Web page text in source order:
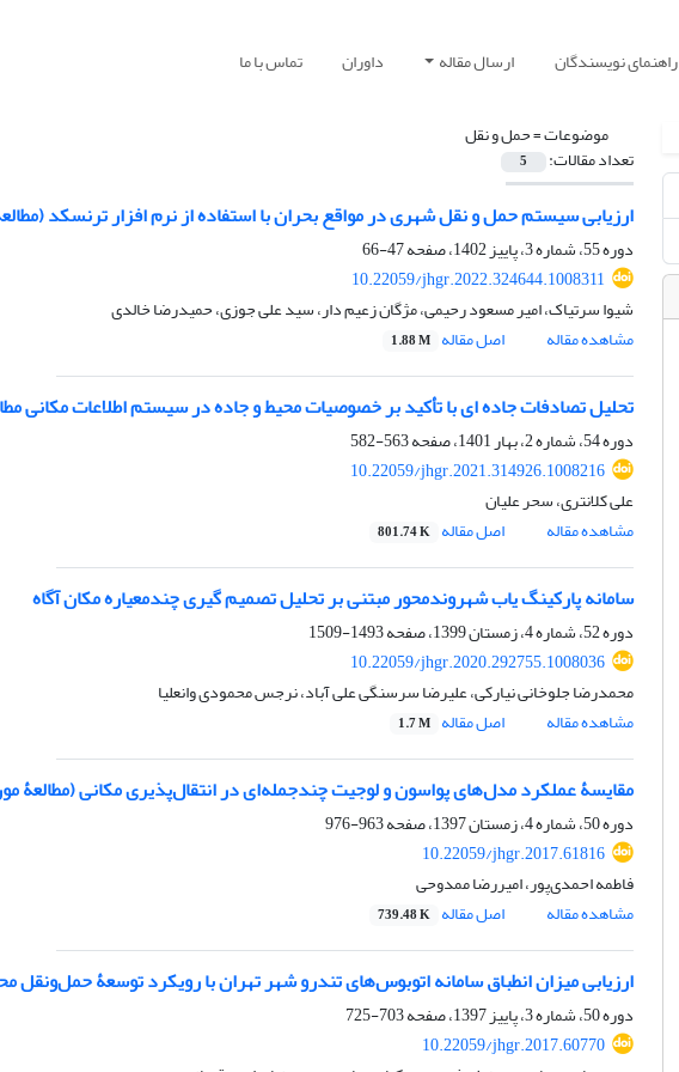
راهنمای نویسندگان ارسال مقاله داوران تماس با ما
موضوعات =حمل و نقل
تعداد مقالات: 5
ارزیابی سیستم حمل و نقل شهری در مواقع بحران با استفاده از نرم افزار ترنسکد
دوره 55، شماره 3، پاییز 1402، صفحه
47-66
10.22059/jhgr.2022.324644.1008311
شیوا سرتیاک، امیر مسعود رحیمی، مژگان زعیم دار، سید علی جوزی، حمیدرضا خالدی
مشاهده مقاله
اصل مقاله 1.88 M
تحلیل تصادفات جاده‏ ای با تأکید بر خصوصیات محیط و جاده در سیستم اطلاعات مکانی
دوره 54، شماره 2، بهار 1401، صفحه
563-582
10.22059/jhgr.2021.314926.1008216
علی کلانتری، سحر علیان
مشاهده مقاله
اصل مقاله 801.74 K
سامانه پارکینگ‏ یاب شهروندمحور مبتنی بر تحلیل تصمیم‏ گیری چندمعیاره مکان ‏آگاه
دوره 52، شماره 4، زمستان 1399، صفحه
1493-1509
10.22059/jhgr.2020.292755.1008036
محمدرضا جلوخانی نیارکی، علیرضا سرسنگی علی آباد، نرجس محمودی وانعلیا
مشاهده مقاله
اصل مقاله 1.7 M
مقایسۀ عملکرد مدل‌های پواسون و لوجیت چندجمله‌ای در انتقال‌پذیری مکانی (مطالعۀ
دوره 50، شماره 4، زمستان 1397، صفحه
963-976
10.22059/jhgr.2017.61816
فاطمه احمدی‌پور، امیررضا ممدوحی
مشاهده مقاله
اصل مقاله 739.48 K
ارزیابی ‌میزان ‌انطباق ‌سامانه ‌اتوبوس‌های تندرو ‌شهر ‌تهران ‌با ‌رویکرد ‌توسعۀ ‌حمل‌ونقل
دوره 50، شماره 3، پاییز 1397، صفحه
703-725
10.22059/jhgr.2017.60770